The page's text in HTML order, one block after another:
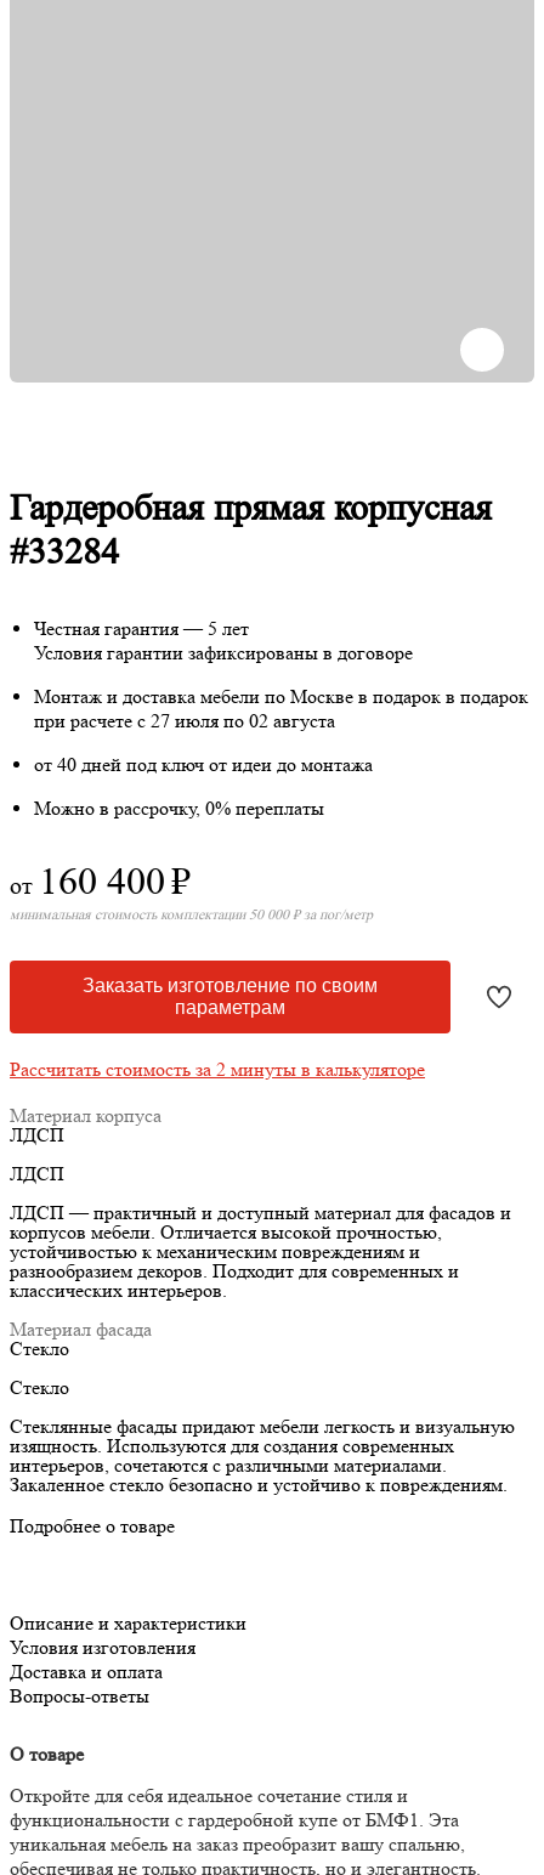
Гардеробная прямая корпусная
#33284
Честная гарантия — 5 лет
Условия гарантии зафиксированы в договоре
Монтаж и доставка мебели по Москве в подарок в подарок
при расчете с 27 июля по 02 августа
от 40 дней под ключ от идеи до монтажа
Можно в рассрочку, 0% переплаты
от 160 400₽
минимальная стоимость комплектации 50 000 ₽ за пог/метр
Заказать изготовление по своим
параметрам
Рассчитать стоимость за 2 минуты в калькуляторе
Материал корпуса
ЛДСП
ЛДСП
ЛДСП — практичный и доступный материал для фасадов и
корпусов мебели. Отличается высокой прочностью,
устойчивостью к механическим повреждениям и
разнообразием декоров. Подходит для современных и
классических интерьеров.
Материал фасада
Стекло
Стекло
Стеклянные фасады придают мебели легкость и визуальную
изящность. Используются для создания современных
интерьеров, сочетаются с различными материалами.
Закаленное стекло безопасно и устойчиво к повреждениям.
Подробнее о товаре
Описание и характеристики
Условия изготовления
Доставка и оплата
Вопросы-ответы
О товаре
Откройте для себя идеальное сочетание стиля и
функциональности с гардеробной купе от БМФ1. Эта
уникальная мебель на заказ преобразит вашу спальню,
обеспечивая не только практичность, но и элегантность.